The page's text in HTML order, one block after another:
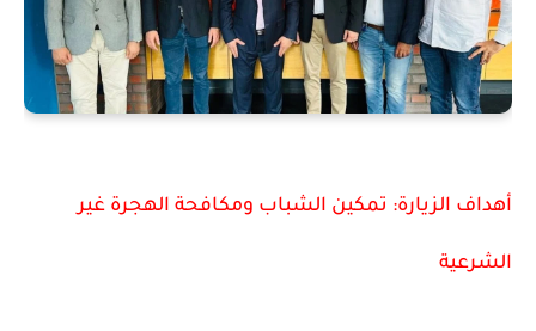
أهداف الزيارة: تمكين الشباب ومكافحة الهجرة غير
الشرعية